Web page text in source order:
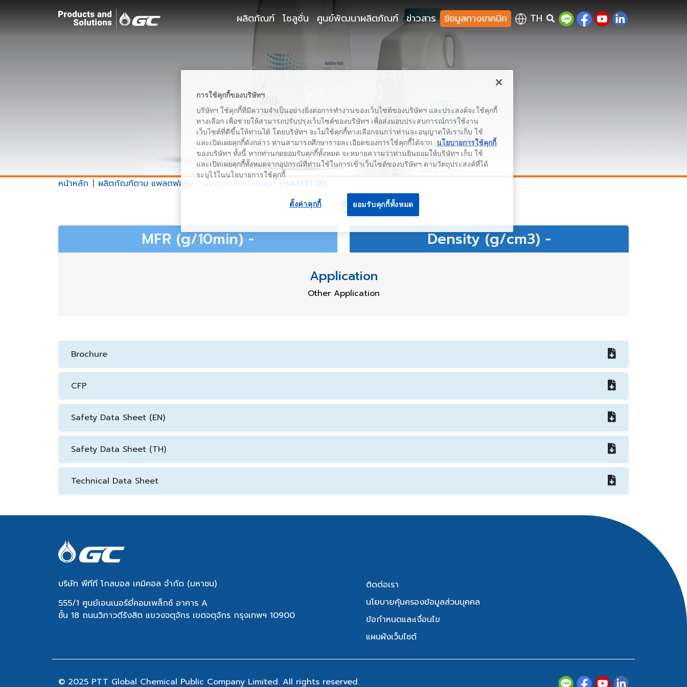
ผลิตภัณฑ์ โซลูชั่น ศูนย์พัฒนาผลิตภัณฑ์ ข่าวสาร ข้อมูลทางเทคนิค TH
ผลิตภัณฑ์ตาม แพลตฟอร์ม บรรจุภัณฑ์ชนิดคงรูป
หน้าหลัก ผลิตภัณฑ์ตาม แพลตฟอร์ม บรรจุภัณฑ์ชนิดคงรูป SA135T(B)
SA135T(B)
MFR (g/10min) - Density (g/cm3) -
Application
Other Application
Brochure
CFP
Safety Data Sheet (EN)
Safety Data Sheet (TH)
Technical Data Sheet
บริษัท พีทีที โกลบอล เคมิคอล จำกัด (มหาชน)
555/1 ศูนย์เอนเนอร์ยี่คอมเพล็กซ์ อาคาร A
ชั้น 18 ถนนวิภาวดีรังสิต แขวงจตุจักร เขตจตุจักร กรุงเทพฯ 10900
ติดต่อเรา
นโยบายคุ้มครองข้อมูลส่วนบุคคล
ข้อกำหนดและเงื่อนไข
แผนผังเว็บไซต์
© 2025 PTT Global Chemical Public Company Limited. All rights reserved.
การใช้คุกกี้ของบริษัทฯ
บริษัทฯ ใช้คุกกี้ที่มีความจำเป็นอย่างยิ่งต่อการทำงานของเว็บไซต์ของบริษัทฯ และประสงค์จะใช้คุกกี้
ทางเลือก เพื่อช่วยให้สามารถปรับปรุงเว็บไซต์ของบริษัทฯ เพื่อส่งมอบประสบการณ์การใช้งาน
เว็บไซต์ที่ดีขึ้นให้ท่านได้ โดยบริษัทฯ จะไม่ใช้คุกกี้ทางเลือกจนกว่าท่านจะอนุญาตให้เราเก็บ ใช้
และเปิดเผยคุกกี้ดังกล่าว ท่านสามารถศึกษารายละเอียดของการใช้คุกกี้ได้จาก นโยบายการใช้คุกกี้
ของบริษัทฯ ทั้งนี้ หากท่านกดยอมรับคุกกี้ทั้งหมด จะหมายความว่าท่านยินยอมให้บริษัทฯ เก็บ ใช้
และเปิดเผยคุกกี้ทั้งหมดจากอุปกรณ์ที่ท่านใช้ในการเข้าเว็บไซต์ของบริษัทฯ ตามวัตถุประสงค์ที่ได้
ระบุไว้ในนโยบายการใช้คุกกี้
ยอมรับคุกกี้ทั้งหมด
ตั้งค่าคุกกี้